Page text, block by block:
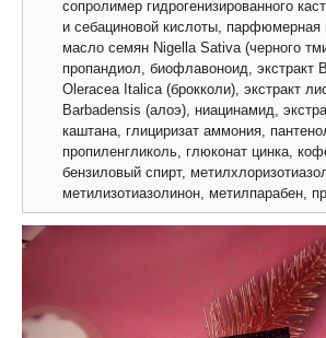
сопролимер гидрогенизированного
и себациновой кислоты, парфюмерная
масло семян Nigella Sativa (черного
пропандиол, биофлавоноид, экстракт
Oleracea Italica (брокколи), экстракт
Barbadensis (алоэ), ниацинамид,
каштана, глициризат аммония,
пропиленгликоль, глюконат цинка,
бензиловый спирт,
метилизотиазолинон, метилпарабен,